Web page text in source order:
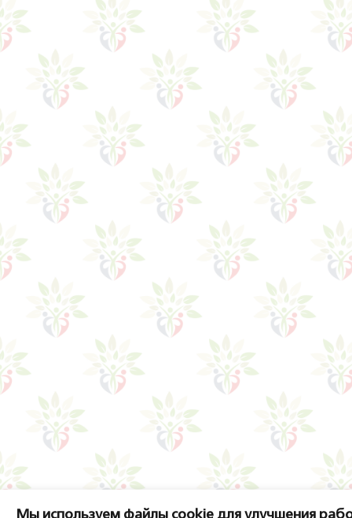
Мы используем файлы cookie для улучшения